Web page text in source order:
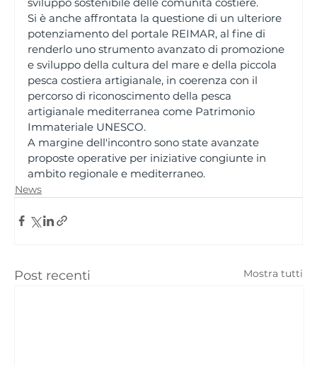
Si è anche affrontata la questione di un ulteriore
potenziamento del portale REIMAR, al fine di
renderlo uno strumento avanzato di promozione
e sviluppo della cultura del mare e della piccola
pesca costiera artigianale, in coerenza con il
percorso di riconoscimento della pesca
artigianale mediterranea come Patrimonio
Immateriale UNESCO.
A margine dell'incontro sono state avanzate
proposte operative per iniziative congiunte in
ambito regionale e mediterraneo.
News
Post recenti Mostra tutti